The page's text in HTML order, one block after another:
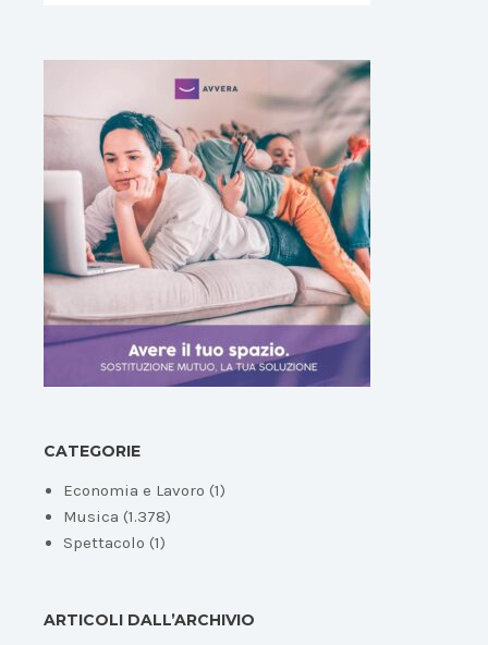
CATEGORIE
Economia e Lavoro (1)
Musica (1.378)
Spettacolo (1)
ARTICOLI DALL’ARCHIVIO